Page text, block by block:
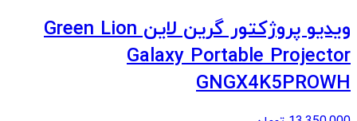
ویدیو پروژکتور گرین لاین Green Lion
Galaxy Portable Projector
GNGX4K5PROWH